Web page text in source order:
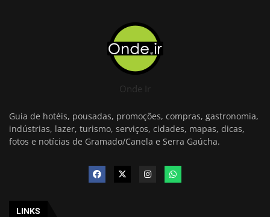
Onde Ir
Guia de hotéis, pousadas, promoções, compras, gastronomia,
indústrias, lazer, turismo, serviços, cidades, mapas, dicas,
fotos e notícias de Gramado/Canela e Serra Gaúcha.
LINKS